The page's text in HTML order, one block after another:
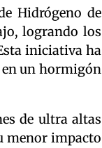
Hidrógeno de
logrando los
iniciativa ha
un hormigón
de ultra altas
menor impacto